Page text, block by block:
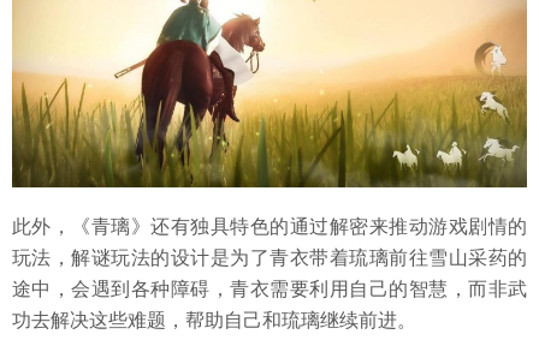
此外，《青璃》还有独具特色的通过解密来推动游戏剧情的
玩法，解谜玩法的设计是为了青衣带着琉璃前往雪山采药的
途中，会遇到各种障碍，青衣需要利用自己的智慧，而非武
功去解决这些难题，帮助自己和琉璃继续前进。